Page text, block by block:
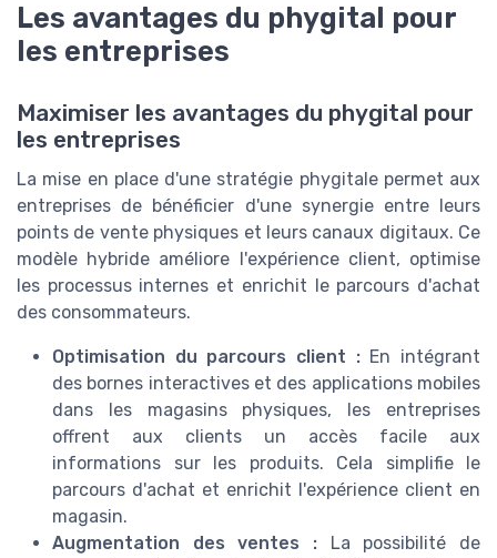
Les avantages du phygital pour
les entreprises
Maximiser les avantages du phygital pour
les entreprises
La mise en place d'une stratégie phygitale permet aux
entreprises de bénéficier d'une synergie entre leurs
points de vente physiques et leurs canaux digitaux. Ce
modèle hybride améliore l'expérience client, optimise
les processus internes et enrichit le parcours d'achat
des consommateurs.
Optimisation du parcours client :En intégrant
des bornes interactives et des applications mobiles
dans les magasins physiques, les entreprises
offrent aux clients un accès facile aux
informations sur les produits. Cela simplifie le
parcours d'achat et enrichit l'expérience client en
magasin.
Augmentation des ventes : La possibilité de